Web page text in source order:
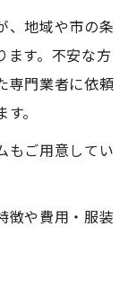
、地域や市の条
ます。不安な方
専門業者に依頼
。
もご用意してい
や費用・服装